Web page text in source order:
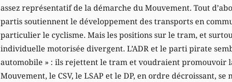
assez représentatif de la démarche du Mouvement. Tout
partis soutiennent le développement des transports en
particulier le cyclisme. Mais les positions sur le tram, et
individuelle motorisée divergent. L’ADR et le parti pirate
automobile » : ils rejettent le tram et voudraient promouvoir
Mouvement, le CSV, le LSAP et le DP, en ordre décroissant,